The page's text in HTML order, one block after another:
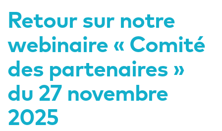
Retour sur notre
webinaire « Comité
des partenaires »
du 27 novembre
2025